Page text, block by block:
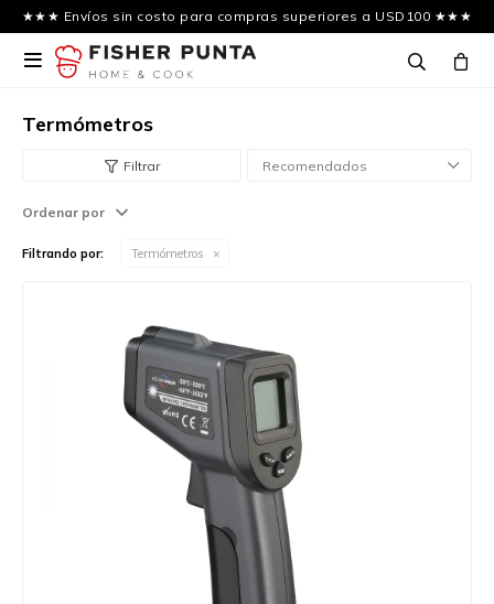
★★★ Envíos sin costo para compras superiores a USD100 ★★★

Termómetros
Recomendados
Ordenar por
Filtrando por: Termómetros